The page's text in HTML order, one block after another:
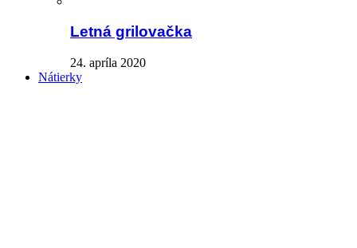
Letná grilovačka
24. apríla 2020
Nátierky